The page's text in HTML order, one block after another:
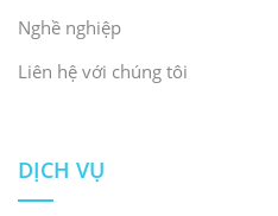
Nghề nghiệp
Liên hệ với chúng tôi
DỊCH VỤ